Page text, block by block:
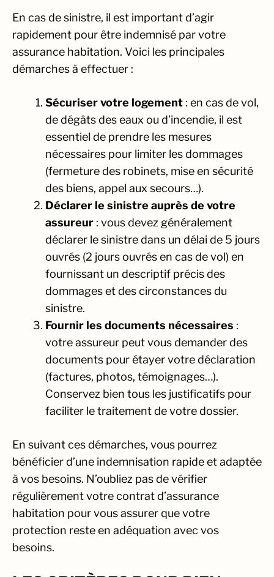
En cas de sinistre, il est important d’agir
rapidement pour être indemnisé par votre
assurance habitation. Voici les principales
démarches à effectuer :
Sécuriser votre logement : en cas de vol,
de dégâts des eaux ou d’incendie, il est
essentiel de prendre les mesures
nécessaires pour limiter les dommages
(fermeture des robinets, mise en sécurité
des biens, appel aux secours…).
Déclarer le sinistre auprès de votre
assureur : vous devez généralement
déclarer le sinistre dans un délai de 5 jours
ouvrés (2 jours ouvrés en cas de vol) en
fournissant un descriptif précis des
dommages et des circonstances du
sinistre.
Fournir les documents nécessaires :
votre assureur peut vous demander des
documents pour étayer votre déclaration
(factures, photos, témoignages…).
Conservez bien tous les justificatifs pour
faciliter le traitement de votre dossier.
En suivant ces démarches, vous pourrez
bénéficier d’une indemnisation rapide et adaptée
à vos besoins. N’oubliez pas de vérifier
régulièrement votre contrat d’assurance
habitation pour vous assurer que votre
protection reste en adéquation avec vos
besoins.